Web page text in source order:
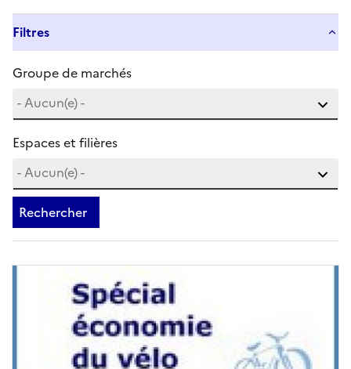
Filtres
Groupe de marchés
Espaces et filières
Rechercher